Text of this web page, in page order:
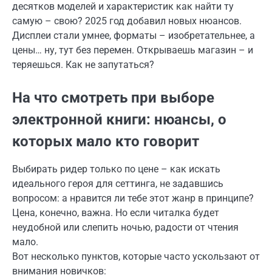
десятков моделей и характеристик как найти ту
самую – свою? 2025 год добавил новых нюансов.
Дисплеи стали умнее, форматы – изобретательнее, а
цены… ну, тут без перемен. Открываешь магазин – и
теряешься. Как не запутаться?
На что смотреть при выборе
электронной книги: нюансы, о
которых мало кто говорит
Выбирать ридер только по цене – как искать
идеального героя для сеттинга, не задавшись
вопросом: а нравится ли тебе этот жанр в принципе?
Цена, конечно, важна. Но если читалка будет
неудобной или слепить ночью, радости от чтения
мало.
Вот несколько пунктов, которые часто ускользают от
внимания новичков: